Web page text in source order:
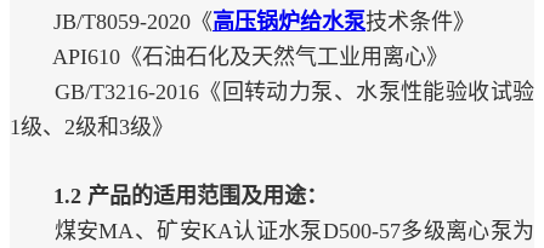
JB/T8059-2020《高压锅炉给水泵技术条件》
API610《石油石化及天然气工业用离心》
GB/T3216-2016《回转动力泵、水泵性能验收试验
1级、2级和3级》
1.2 产品的适用范围及用途：
煤安MA、矿安KA认证水泵D500-57多级离心泵为